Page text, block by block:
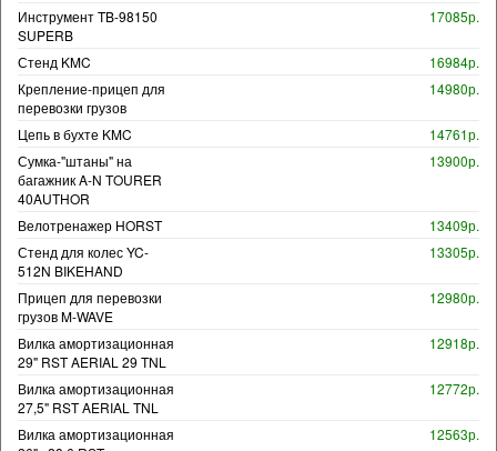
Инструмент TB-98150
SUPERB
17085р.
Стенд KMC
16984р.
Крепление-прицеп для
перевозки грузов
14980р.
Цепь в бухте KMC
14761р.
Сумка-"штаны" на
багажник A-N TOURER
40AUTHOR
13900р.
Велотренажер HORST
13409р.
Стенд для колес YC-
512N BIKEHAND
13305р.
Прицеп для перевозки
грузов M-WAVE
12980р.
Вилка амортизационная
29" RST AERIAL 29 TNL
12918р.
Вилка амортизационная
27,5" RST AERIAL TNL
12772р.
Вилка амортизационная
12563р.